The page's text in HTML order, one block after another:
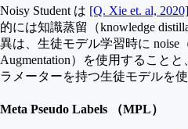
Noisy Student は [Q. Xie et. al, 2020]
的には知識蒸留（knowledge
異は、生徒モデル学習時に noise
Augmentation）を使用すること
ラメーターを持つ生徒モデルを
Meta Pseudo Labels （MPL）